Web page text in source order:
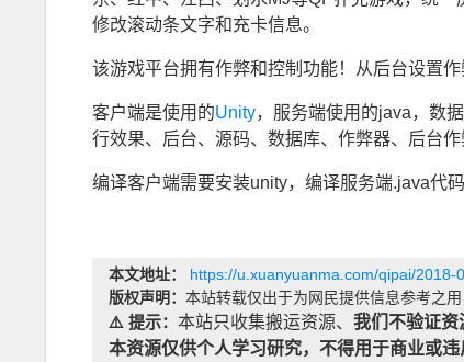
修改滚动条文字和充卡信息。
该游戏平台拥有作弊和控制功能！从后台设置
客户端是使用的Unity，服务端使用的java，数
行效果、后台、源码、数据库、作弊器、后台作
编译客户端需要安装unity，编译服务端.java代
本文地址：
https://u.xuanyuanma.com/qipai/2018-
版权声明： 本站转载仅出于为网民提供信息参考之
⚠️ 提示： 本站只收集搬运资源、 我们不验证资
本资源仅供个人学习研究，不得用于商业或违